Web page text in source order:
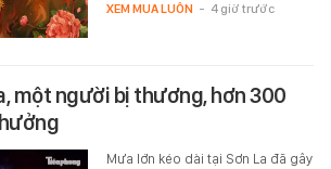
XEM MUA LUÔN - 4 giờ trước
một người bị thương, hơn 300
Mưa lớn kéo dài tại Sơn La đã gây